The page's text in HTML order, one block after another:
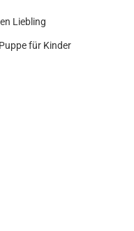
Liebling
für Kinder